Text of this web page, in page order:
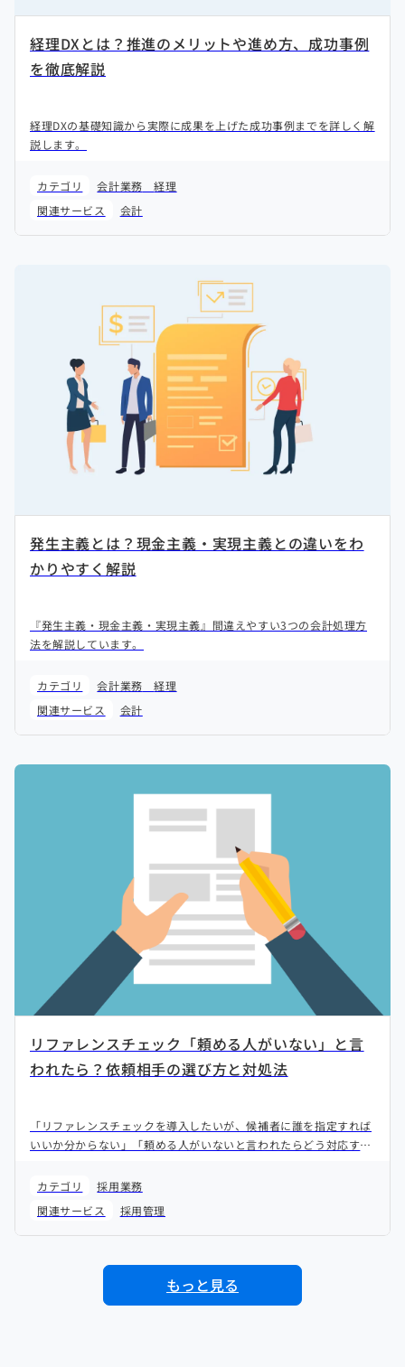
経理DXとは？推進のメリットや進め方、成功事例
を徹底解説
経理DXの基礎知識から実際に成果を上げた成功事例までを詳しく解
説します。
カテゴリ 会計業務
経理
関連サービス
会計
発生主義とは？現金主義・実現主義との違いをわ
かりやすく解説
『発生主義・現金主義・実現主義』間違えやすい3つの会計処理方
法を解説しています。
カテゴリ 会計業務
経理
関連サービス
会計
リファレンスチェック「頼める人がいない」と言
われたら？依頼相手の選び方と対処法
「リファレンスチェックを導入したいが、候補者に誰を指定すれば
いいか分からない」「頼める人がいないと言われたらどう対応すれ
キになることがあります。本記事では、リファレンス先の選定基準
カテゴリ
採用業務
関連サービス
採用管理
もっと見る